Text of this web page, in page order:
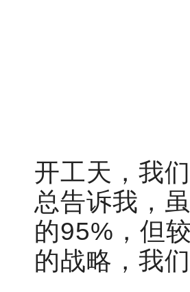
开工天，我
总告诉我，
的95%，但
的战略，我